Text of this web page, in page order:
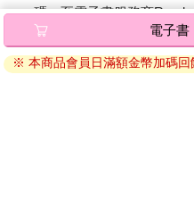
碼』至電子書服務商
退換貨須知：
因版權保護，您在金石堂
電子書
※ 本商品會員日滿額金幣加碼回